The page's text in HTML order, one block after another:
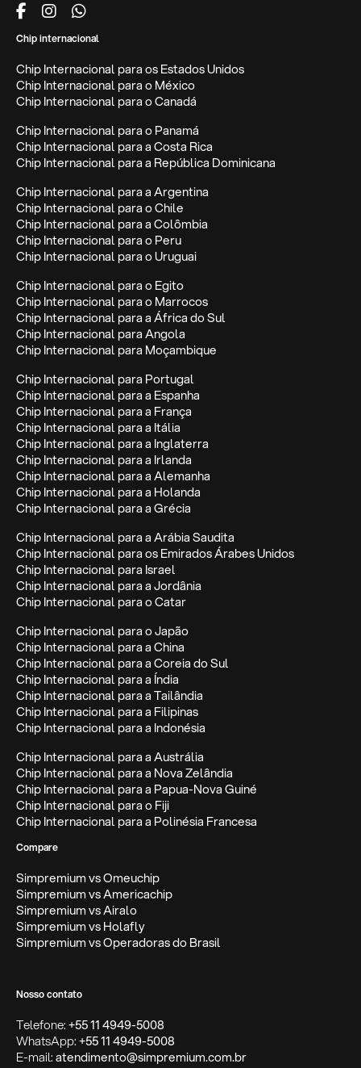
Chip internacional
Chip Internacional para os Estados Unidos
Chip Internacional para o México
Chip Internacional para o Canadá
Chip Internacional para o Panamá
Chip Internacional para a Costa Rica
Chip Internacional para a República Dominicana
Chip Internacional para a Argentina
Chip Internacional para o Chile
Chip Internacional para a Colômbia
Chip Internacional para o Peru
Chip Internacional para o Uruguai
Chip Internacional para o Egito
Chip Internacional para o Marrocos
Chip Internacional para a África do Sul
Chip Internacional para Angola
Chip Internacional para Moçambique
Chip Internacional para Portugal
Chip Internacional para a Espanha
Chip Internacional para a França
Chip Internacional para a Itália
Chip Internacional para a Inglaterra
Chip Internacional para a Irlanda
Chip Internacional para a Alemanha
Chip Internacional para a Holanda
Chip Internacional para a Grécia
Chip Internacional para a Arábia Saudita
Chip Internacional para os Emirados Árabes Unidos
Chip Internacional para Israel
Chip Internacional para a Jordânia
Chip Internacional para o Catar
Chip Internacional para o Japão
Chip Internacional para a China
Chip Internacional para a Coreia do Sul
Chip Internacional para a Índia
Chip Internacional para a Tailândia
Chip Internacional para a Filipinas
Chip Internacional para a Indonésia
Chip Internacional para a Austrália
Chip Internacional para a Nova Zelândia
Chip Internacional para a Papua-Nova Guiné
Chip Internacional para o Fiji
Chip Internacional para a Polinésia Francesa
Compare
Simpremium vs Omeuchip
Simpremium vs Americachip
Simpremium vs Airalo
Simpremium vs Holafly
Simpremium vs Operadoras do Brasil
Nosso contato
Telefone:+55 11 4949-5008
WhatsApp:+55 11 4949-5008
E-mail:atendimento@simpremium.com.br